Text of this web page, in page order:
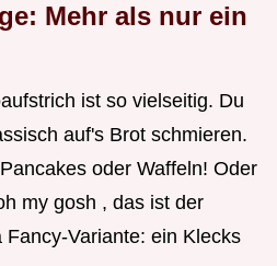
Mehr als nur ein
ist so vielseitig. Du
auf's Brot schmieren.
oder Waffeln! Oder
my gosh , das ist der
Variante: ein Klecks